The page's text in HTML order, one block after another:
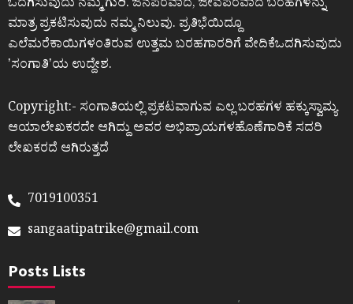
ಒದಗಿಸುವುದು ನಮ್ಮ ಗುರಿ. ಜನಪರವಾದ, ಜೀವಪರವಾದ ಬರಹಗಳನ್ನು
ಮಾತ್ರ ಪ್ರಕಟಿಸುವುದು ನಮ್ಮ ನಿಲುವು. ಪ್ರತಿಭೆಯಿದ್ದೂ
ಎಲೆಮರೆಕಾಯಿಗಳಂತಿರುವ ಉತ್ತಮ ಬರಹಗಾರರಿಗೆ ವೇದಿಕೆಒದಗಿಸುವುದು
ʼಸಂಗಾತಿʼಯ ಉದ್ದೇಶ.
Copyright:- ಸಂಗಾತಿಯಲ್ಲಿ ಪ್ರಕಟವಾಗುವ ಎಲ್ಲ ಬರಹಗಳ ಹಕ್ಕುಸ್ವಾಮ್ಯ
ಆಯಾಲೇಖಕರದೇ ಆಗಿದ್ದು ಅವರ ಅಭಿಪ್ರಾಯಗಳಹೊಣೆಗಾರಿಕೆ ಸದರಿ
ಲೇಖಕರದೆ ಆಗಿರುತ್ತದೆ
7019100351
sangaatipatrike@gmail.com
Posts Lists